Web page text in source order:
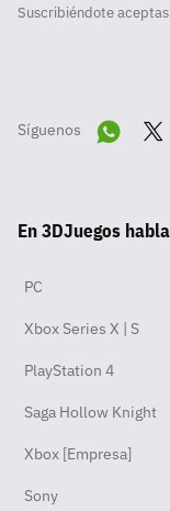
Suscribiéndote
Síguenos
pp
En 3DJuegos
PC
Xbox Series X | S
PlayStation 4
Saga Hollow Knight
Xbox [Empresa]
Sony